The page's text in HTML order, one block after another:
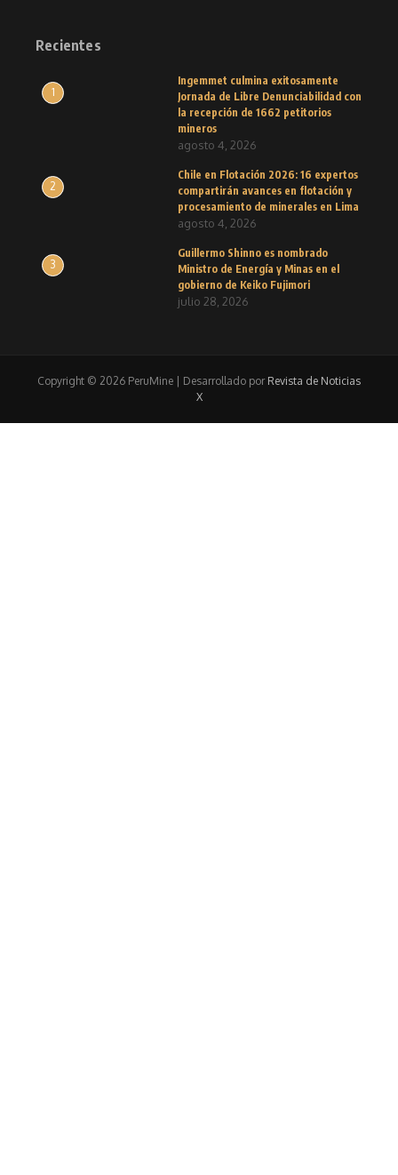
Recientes
1
Ingemmet culmina exitosamente
Jornada de Libre Denunciabilidad con
la recepción de 1662 petitorios
mineros
agosto 4, 2026
2
Chile en Flotación 2026: 16 expertos
compartirán avances en flotación y
procesamiento de minerales en Lima
agosto 4, 2026
3
Guillermo Shinno es nombrado
Ministro de Energía y Minas en el
gobierno de Keiko Fujimori
julio 28, 2026
Copyright © 2026 PeruMine | Desarrollado por Revista de Noticias
X